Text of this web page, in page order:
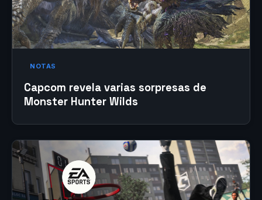
NOTAS
Capcom revela varias sorpresas de
Monster Hunter Wilds